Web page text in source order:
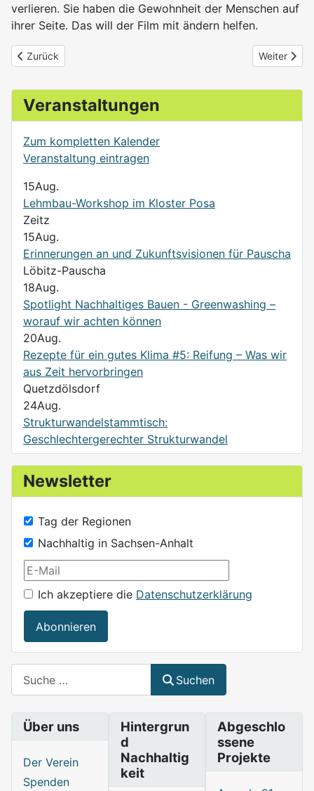
verlieren. Sie haben die Gewohnheit der Menschen auf
ihrer Seite. Das will der Film mit ändern helfen.
Vorheriger Beitrag: Designing Society
Zurück Nächster
Weiter
Veranstaltungen
Zum kompletten Kalender
Veranstaltung eintragen
15Aug.
Lehmbau-Workshop im Kloster Posa
Zeitz
15Aug.
Erinnerungen an und Zukunftsvisionen für Pauscha
Löbitz-Pauscha
18Aug.
Spotlight Nachhaltiges Bauen - Greenwashing –
worauf wir achten können
20Aug.
Rezepte für ein gutes Klima #5: Reifung – Was wir
aus Zeit hervorbringen
Quetzdölsdorf
24Aug.
Strukturwandelstammtisch:
Geschlechtergerechter Strukturwandel
Newsletter
Tag der Regionen
Nachhaltig in Sachsen-Anhalt
Ich akzeptiere die Datenschutzerklärung
Abonnieren
Suchen
Über uns
Der Verein
Spenden
Hintergrun
d
Nachhaltig
keit
Abgeschlo
ssene
Projekte